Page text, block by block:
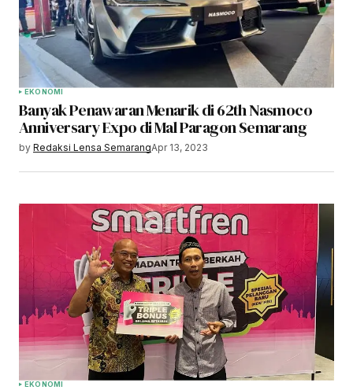
EKONOMI
Banyak Penawaran Menarik di 62th Nasmoco
Anniversary Expo di Mal Paragon Semarang
by Redaksi Lensa SemarangApr 13, 2023
EKONOMI